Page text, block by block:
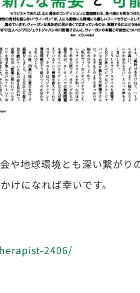
や地球環境とも深い繋がり
けになれば幸いです。
2406/